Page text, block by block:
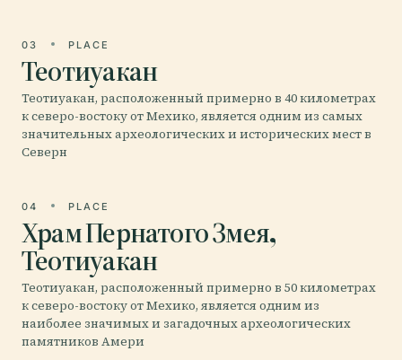
03 PLACE
Теотиуакан
Теотиуакан, расположенный примерно в 40 километрах
к северо-востоку от Мехико, является одним из самых
значительных археологических и исторических мест в
Северн
04 PLACE
Храм Пернатого Змея,
Теотиуакан
Теотиуакан, расположенный примерно в 50 километрах
к северо-востоку от Мехико, является одним из
наиболее значимых и загадочных археологических
памятников Амери